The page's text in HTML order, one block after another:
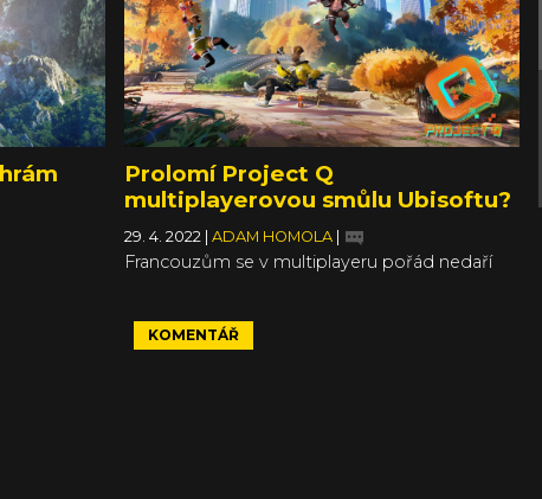
Prolomí Project Q
multiplayerovou smůlu Ubisoftu?
29. 4. 2022 ADAM HOMOLA
Francouzům se v multiplayeru pořád nedaří
KOMENTÁŘ